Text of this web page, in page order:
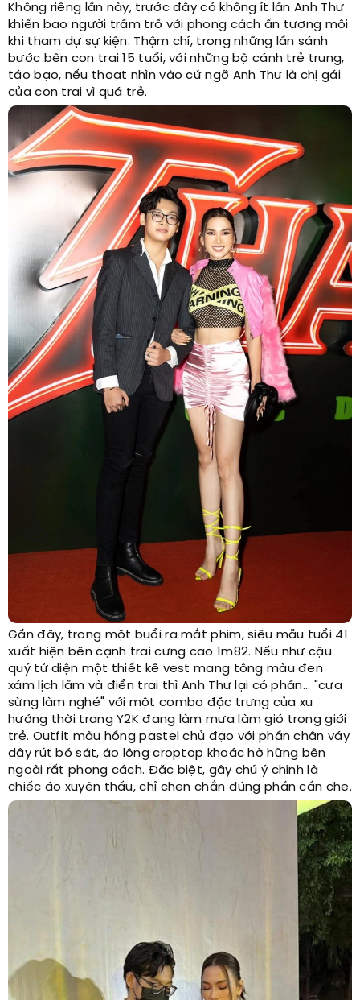
Không riêng lần này, trước đây có không ít lần Anh Thư
khiến bao người trầm trồ với phong cách ấn tượng mỗi
khi tham dự sự kiện. Thậm chí, trong những lần sánh
bước bên con trai 15 tuổi, với những bộ cánh trẻ trung,
táo bạo, nếu thoạt nhìn vào cứ ngỡ Anh Thư là chị gái
của con trai vì quá trẻ.
Gần đây, trong một buổi ra mắt phim, siêu mẫu tuổi 41
xuất hiện bên cạnh trai cưng cao 1m82. Nếu như cậu
quý tử diện một thiết kế vest mang tông màu đen
xám lịch lãm và điển trai thì Anh Thư lại có phần... "cưa
sừng làm nghé" với một combo đặc trưng của xu
hướng thời trang Y2K đang làm mưa làm gió trong giới
trẻ. Outfit màu hồng pastel chủ đạo với phần chân váy
dây rút bó sát, áo lông croptop khoác hờ hững bên
ngoài rất phong cách. Đặc biệt, gây chú ý chính là
chiếc áo xuyên thấu, chỉ chen chắn đúng phần cần che.